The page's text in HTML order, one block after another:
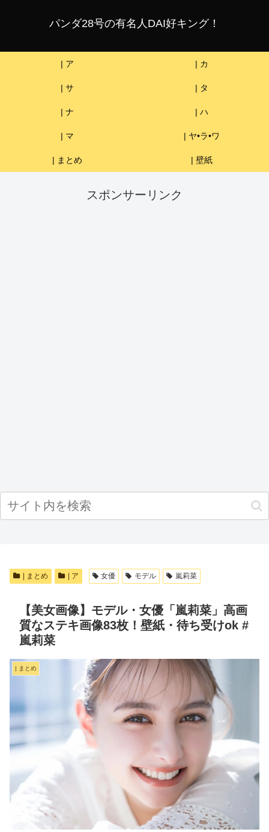
パンダ28号の有名人DAI好キング！
| ア | カ
| サ | タ
| ナ | ハ
| マ | ヤ•ラ•ワ
| まとめ | 壁紙
スポンサーリンク
| まとめ | ア 女優 モデル 嵐莉菜
【美女画像】モデル・女優「嵐莉菜」高画
質なステキ画像83枚！壁紙・待ち受けok #
嵐莉菜
| まとめ